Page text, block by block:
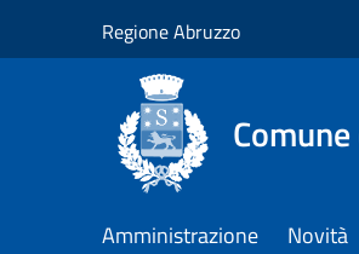
Regione Abruzzo
Amministrazione Novità